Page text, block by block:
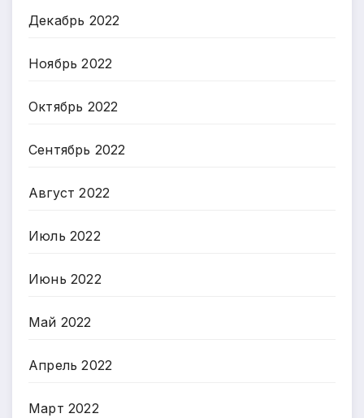
Декабрь 2022
Ноябрь 2022
Октябрь 2022
Сентябрь 2022
Август 2022
Июль 2022
Июнь 2022
Май 2022
Апрель 2022
Март 2022